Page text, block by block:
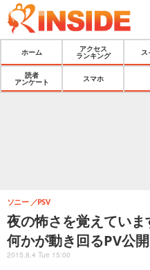
ホーム
アクセス
ランキング
ス
読者
アンケート
スマホ
夜の怖さを覚えてい
何かが動き回るPV公
ソニー PSV
2015.8.4 Tue 15:00